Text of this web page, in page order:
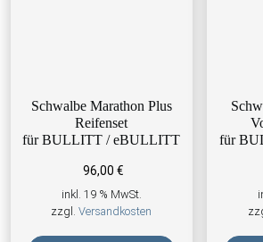
Schwalbe Marathon Plus
Reifenset
für BULLITT / eBULLITT
96,00€
inkl. 19 % MwSt.
zzgl.Versandkosten
für